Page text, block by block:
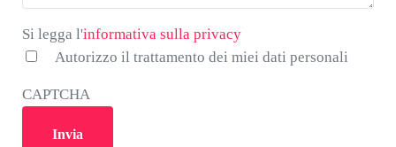
Si legga l'informativa sulla privacy*
Si legga l'informativa sulla privacy
Autorizzo il trattamento dei miei dati personali
CAPTCHA